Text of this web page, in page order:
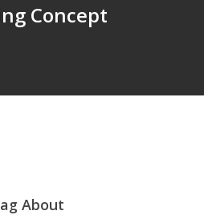
Concept
About